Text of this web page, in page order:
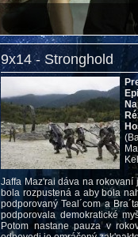
9x14 - Stronghold
Jaffa Maz'rai dáva na
bola rozpustená a aby bola
podporovaný Teal´com a
podporovala demokratické
Potom nastane pauza v